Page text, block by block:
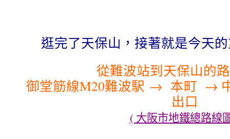
逛完了天保山，接著就是今天
從難波站到天保山的
御堂筋線M20難波駅 → 本町 →
出口
( 大阪市地鐵總路線